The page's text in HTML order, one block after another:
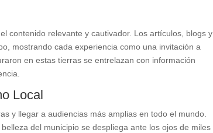
contenido relevante y cautivador. Los artículos, blogs y
mostrando cada experiencia como una invitación a
en estas tierras se entrelazan con información
Local
y llegar a audiencias más amplias en todo el mundo.
del municipio se despliega ante los ojos de miles